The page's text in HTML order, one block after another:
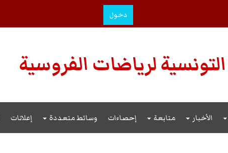
دخول
لرياضات الفروسية
الأخبار متابعة إحصاءات وسائط متعددة إعلانات